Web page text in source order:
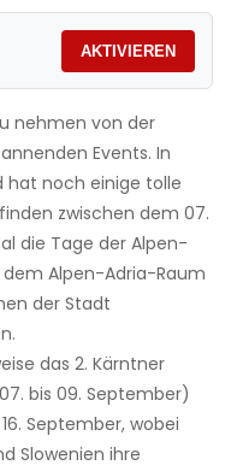
AKTIVIEREN
nehmen von der
Events. In
noch einige tolle
zwischen dem 07.
die Tage der Alpen-
Alpen-Adria-Raum
der Stadt
das 2. Kärntner
bis 09. September)
September, wobei
Slowenien ihre